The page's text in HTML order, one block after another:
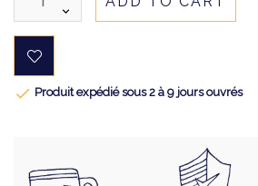
 Produit expédié sous 2 à 9 jours ouvrés